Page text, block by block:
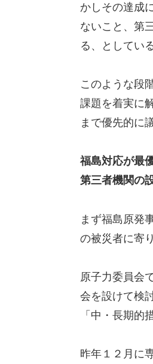
かしその達成
ないこと、第
る、としている
このような段
課題を着実に
まで優先的に
福島対応が最
第三者機関の
まず福島原発
の被災者に寄
原子力委員会
会を設けて検
「中・長期的
昨年１２月に